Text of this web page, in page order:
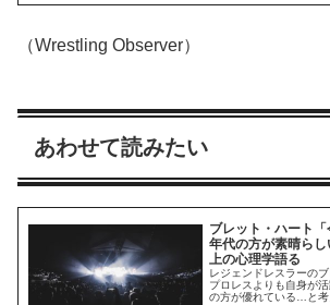
（Wrestling Observer）
あわせて読みたい
ブレット・ハート
年代の方が素晴ら
上の心理学語る
レジェンドレスラーの
プロレスよりも自身が
の方が優れている…と